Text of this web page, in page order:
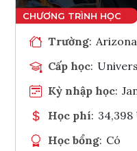
Trường:
Cấp học:
Kỳ nhập học:
Học phí: 34,398
Học bổng: Có